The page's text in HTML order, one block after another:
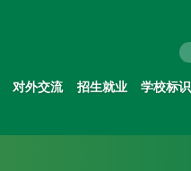
对外交流 招生就业 学校标识